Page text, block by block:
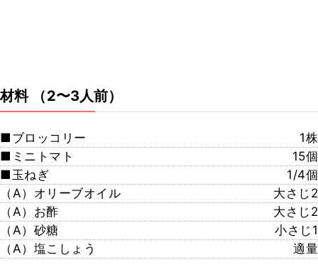
材料 （2〜3人前）
■ブロッコリー
1株
■ミニトマト
15個
■玉ねぎ
1/4個
（A）オリーブオイル
大さじ2
（A）お酢
大さじ2
（A）砂糖
小さじ1
（A）塩こしょう
適量